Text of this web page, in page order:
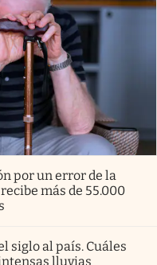
por un error de la
más de 55.000
siglo al país. Cuáles
lluvias